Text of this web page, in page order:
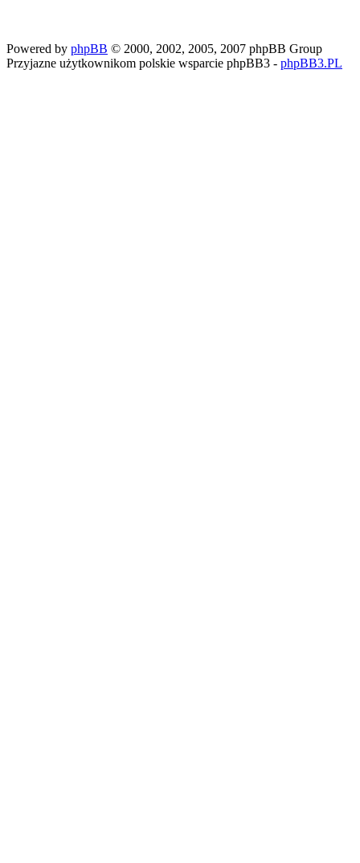
Powered by phpBB © 2000, 2002, 2005, 2007 phpBB Group
Przyjazne użytkownikom polskie wsparcie phpBB3 - phpBB3.PL